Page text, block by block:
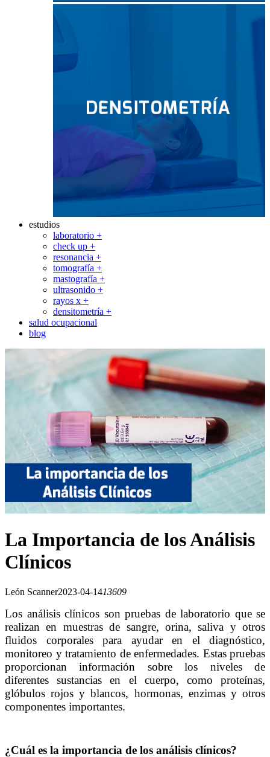
estudios
laboratorio +
check up +
resonancia +
tomografía +
mastografía +
ultrasonido +
rayos x +
densitometría +
salud ocupacional
blog
La Importancia de los Análisis
Clínicos
León Scanner2023-04-1413609
Los análisis clínicos son pruebas de laboratorio que se
realizan en muestras de sangre, orina, saliva y otros
fluidos corporales para ayudar en el diagnóstico,
monitoreo y tratamiento de enfermedades. Estas pruebas
proporcionan información sobre los niveles de
diferentes sustancias en el cuerpo, como proteínas,
glóbulos rojos y blancos, hormonas, enzimas y otros
componentes importantes.
¿Cuál es la importancia de los análisis clínicos?